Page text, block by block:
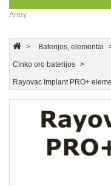
Array
Baterijos, elementai
Cinko oro baterijos
Rayovac Implant PRO+